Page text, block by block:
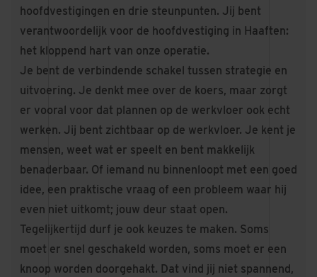
hoofdvestigingen en drie steunpunten. Jij bent
verantwoordelijk voor de hoofdvestiging in Haaften:
het kloppend hart van onze operatie.
Je bent de verbindende schakel tussen strategie en
uitvoering. Je denkt mee over de koers, maar zorgt
er vooral voor dat plannen op de werkvloer ook echt
werken. Jij bent zichtbaar op de werkvloer. Je kent je
mensen, weet wat er speelt en bent makkelijk
benaderbaar. Of iemand nu binnenloopt met een goed
idee, een praktische vraag of een probleem waar hij
even niet uitkomt; jouw deur staat open.
Tegelijkertijd durf je ook keuzes te maken. Soms
moet er snel geschakeld worden, soms moet er een
knoop worden doorgehakt. Dat vind jij niet spannend,